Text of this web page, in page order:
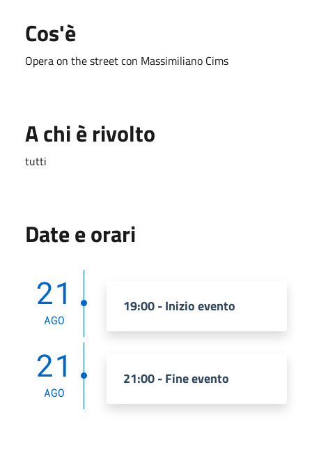
Cos'è
Opera on the street con Massimiliano Cims
A chi è rivolto
tutti
Date e orari
21
AGO
19:00 - Inizio evento
21
AGO
21:00 - Fine evento